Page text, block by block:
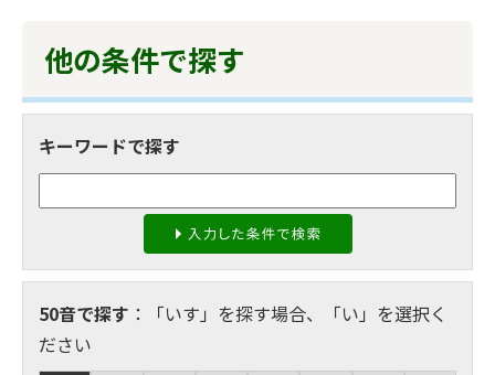
他の条件で探す
キーワードで探す
50音で探す ：「いす」を探す場合、「い」を選択く
ださい